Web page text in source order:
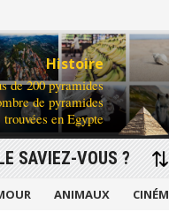
Histoire
de 200 pyramides
de pyramides
trouvées en Egypte
SAVIEZ-VOUS ?
ANIMAUX